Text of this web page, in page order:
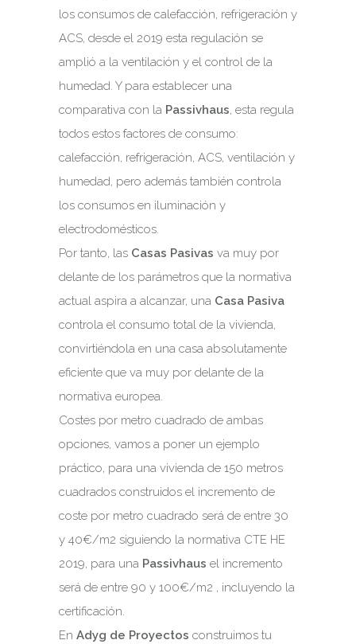
los consumos de calefacción, refrigeración y
ACS, desde el 2019 esta regulación se
amplió a la ventilación y el control de la
humedad. Y para establecer una
comparativa con la Passivhaus, esta regula
todos estos factores de consumo:
calefacción, refrigeración, ACS, ventilación y
humedad, pero además también controla
los consumos en iluminación y
electrodomésticos.
Por tanto, las Casas Pasivas va muy por
delante de los parámetros que la normativa
actual aspira a alcanzar, una Casa Pasiva
controla el consumo total de la vivienda,
convirtiéndola en una casa absolutamente
eficiente que va muy por delante de la
normativa europea.
Costes por metro cuadrado de ambas
opciones, vamos a poner un ejemplo
práctico, para una vivienda de 150 metros
cuadrados construidos el incremento de
coste por metro cuadrado será de entre 30
y 40€/m2 siguiendo la normativa CTE HE
2019, para una Passivhaus el incremento
será de entre 90 y 100€/m2 , incluyendo la
certificación.
En Adyg de Proyectos construimos tu